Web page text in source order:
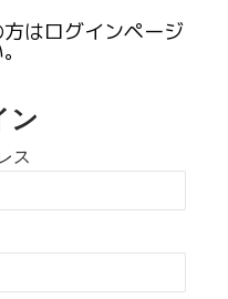
はログインページ
ン
ス